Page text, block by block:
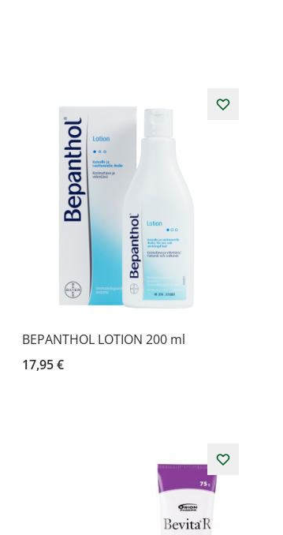
BEPANTHOL LOTION 200 ml
17,95 €